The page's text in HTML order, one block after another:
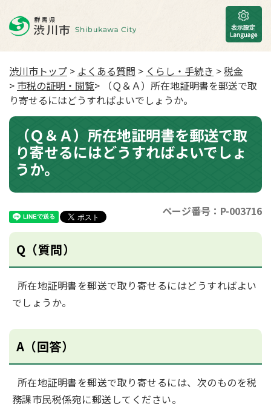
渋川市トップ > よくある質問 > くらし・手続き >税金
> 市税の証明・閲覧> （Ｑ＆Ａ）所在地証明書を郵送で取
り寄せるにはどうすればよいでしょうか。
（Ｑ＆Ａ）所在地証明書を郵送で取
り寄せるにはどうすればよいでしょ
うか。
ページ番号：P-003716
Q（質問）
所在地証明書を郵送で取り寄せるにはどうすればよい
でしょうか。
A（回答）
所在地証明書を郵送で取り寄せるには、次のものを税
務課市民税係宛に郵送してください。